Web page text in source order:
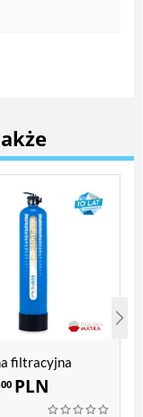
filtracyjna
Sedimentower S
00 PLN